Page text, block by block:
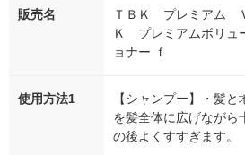
販売名
ＴＢＫ プレミアム
Ｋ プレミアムボリュ
ョナー ｆ
使用方法1
【シャンプー】・髪
を髪全体に広げながら
の後よくすすぎます。